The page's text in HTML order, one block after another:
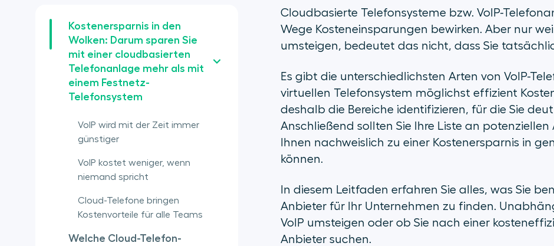
Kostenersparnis in den
Wolken: Darum sparen Sie
mit einer cloudbasierten
Telefonanlage mehr als mit
einem Festnetz-
Telefonsystem
VoIP wird mit der Zeit immer
günstiger
VoIP kostet weniger, wenn
niemand spricht
Cloud-Telefone bringen
Kostenvorteile für alle Teams
Welche Cloud-Telefon-
Cloudbasierte Telefonsysteme bzw. VoIP-
Wege Kosteneinsparungen bewirken. Aber nur
umsteigen, bedeutet das nicht, dass Sie
Es gibt die unterschiedlichsten Arten von VoIP-
virtuellen Telefonsystem möglichst effizient
deshalb die Bereiche identifizieren, für die Sie
Anschließend sollten Sie Ihre Liste an
Ihnen nachweislich zu einer Kostenersparnis in
können.
In diesem Leitfaden erfahren Sie alles, was Sie
Anbieter für Ihr Unternehmen zu finden.
VoIP umsteigen oder ob Sie nach einer
Anbieter suchen.